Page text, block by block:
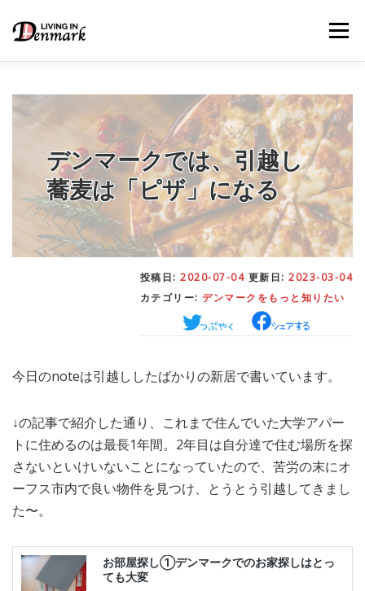
メニュー
LIFE TIPS– 生活便利帳 FOOD– ごはん事情
STUDY– 留学関連情報
WORK– デンマークの働き方
– 日本人の考察
MEDIA– メディア掲載 TRAVEL– 旅行
EVERYDAY– 日常ブログ
デンマークでは、引越し
蕎麦は「ピザ」になる
投稿日: 2020-07-04 更新日: 2023-03-04
カテゴリー: デンマークをもっと知りたい
今日のnoteは引越ししたばかりの新居で書いています。
↓の記事で紹介した通り、これまで住んでいた大学アパー
トに住めるのは最長1年間。2年目は自分達で住む場所を探
さないといけいないことになっていたので、苦労の末にオ
ーフス市内で良い物件を見つけ、とうとう引越してきまし
た〜。